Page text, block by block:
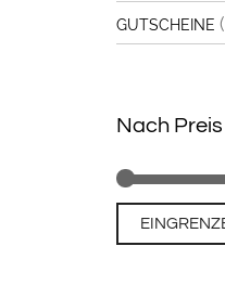
GUTSCHEINE
Nach